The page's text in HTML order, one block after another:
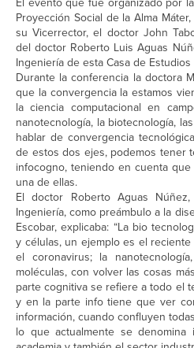
Proyección Social de la Alma
su Vicerrector, el doctor John
del doctor Roberto Luis Aguas
Ingeniería de esta Casa de
Durante la conferencia la doctora
que la convergencia la estamos
la ciencia computacional en
nanotecnología, la biotecnología,
hablar de convergencia
de estos dos ejes, podemos tener
infocogno, teniendo en cuenta
una de ellas.
El doctor Roberto Aguas
Ingeniería, como preámbulo a la
Escobar, explicaba: “La bio
y células, un ejemplo es el
el coronavirus; la
moléculas, con volver las cosas
parte cognitiva se refiere a todo el
y en la parte info tiene que ver
información, cuando confluyen
lo que actualmente se